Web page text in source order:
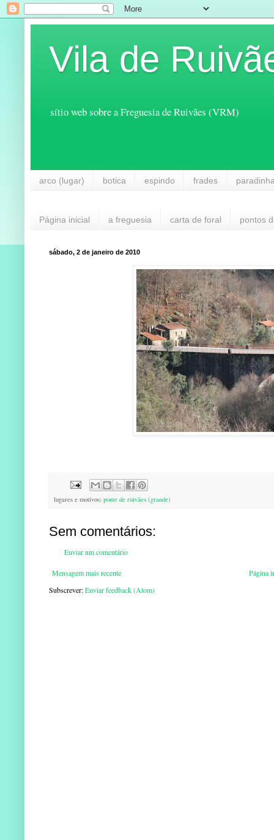
Vila de
sítio web sobre a Freguesia de Ruivães (VRM)
arco (lugar) botica espindo frades
Página inicial a freguesia carta de foral pontos
sábado, 2 de janeiro de 2010
lugares e motivos: ponte de ruivães (grande)
Sem comentários:
Enviar um comentário
Mensagem mais recente
Página
Subscrever:Enviar feedback (Atom)